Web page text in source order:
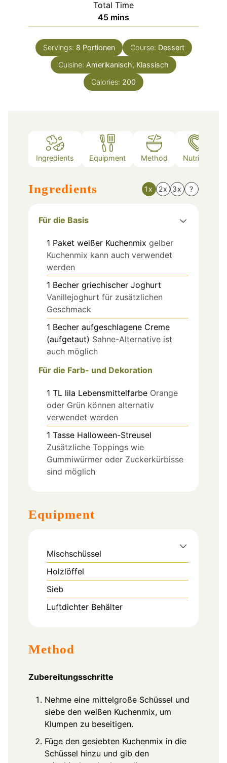
Total Time
45minutes
mins
Servings: 8 Portionen Course: Dessert
Cuisine: Amerikanisch, Klassisch
Calories: 200
Ingredients Equipment Method Nutrition
Ingredients 1x 2x 3x ?
Für die Basis
1 Paket weißer Kuchenmix gelber
Kuchenmix kann auch verwendet
werden
1 Becher griechischer Joghurt
Vanillejoghurt für zusätzlichen
Geschmack
1 Becher aufgeschlagene Creme
(aufgetaut) Sahne-Alternative ist
auch möglich
Für die Farb- und Dekoration
1 TL lila Lebensmittelfarbe Orange
oder Grün können alternativ
verwendet werden
1 Tasse Halloween-Streusel
Zusätzliche Toppings wie
Gummiwürmer oder Zuckerkürbisse
sind möglich
Equipment
Mischschüssel
Holzlöffel
Sieb
Luftdichter Behälter
Method
Zubereitungsschritte
Nehme eine mittelgroße Schüssel und
siebe den weißen Kuchenmix, um
Klumpen zu beseitigen.
Füge den gesiebten Kuchenmix in die
Schüssel hinzu und gib den